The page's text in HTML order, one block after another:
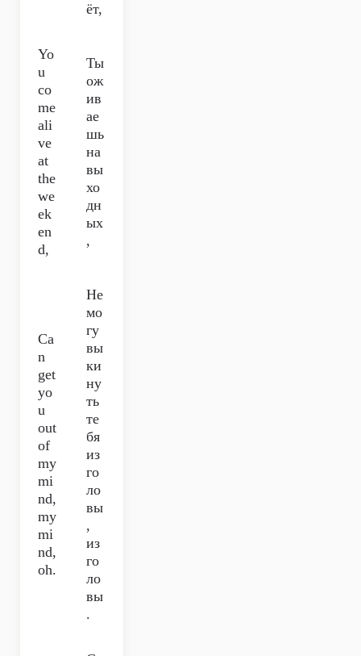
ёт,
Yo
u
co
me
ali
ve
at
the
we
ek
en
d,
Ты
ож
ив
ае
шь
на
вы
хо
дн
ых
,
Ca
n
get
yo
u
out
of
my
mi
nd,
my
mi
nd,
oh.
Не
мо
гу
вы
ки
ну
ть
те
бя
из
го
ло
вы
,
из
го
ло
вы
.